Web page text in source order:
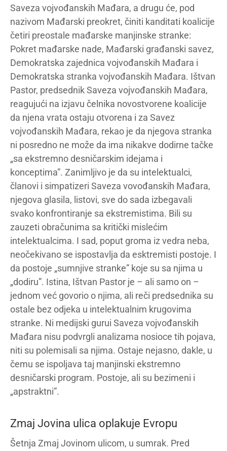
Saveza vojvođanskih Mađara, a drugu će, pod
nazivom Mađarski preokret, činiti kanditati koalicije
četiri preostale mađarske manjinske stranke:
Pokret mađarske nade, Mađarski građanski savez,
Demokratska zajednica vojvođanskih Mađara i
Demokratska stranka vojvođanskih Mađara. Ištvan
Pastor, predsednik Saveza vojvođanskih Mađara,
reagujući na izjavu čelnika novostvorene koalicije
da njena vrata ostaju otvorena i za Savez
vojvođanskih Mađara, rekao je da njegova stranka
ni posredno ne može da ima nikakve dodirne tačke
„sa ekstremno desničarskim idejama i
konceptima”. Zanimljivo je da su intelektualci,
članovi i simpatizeri Saveza vovođanskih Mađara,
njegova glasila, listovi, sve do sada izbegavali
svako konfrontiranje sa ekstremistima. Bili su
zauzeti obračunima sa kritički mislećim
intelektualcima. I sad, poput groma iz vedra neba,
neočekivano se ispostavlja da esktremisti postoje. I
da postoje „sumnjive stranke” koje su sa njima u
„dodiru”. Istina, Ištvan Pastor je – ali samo on –
jednom već govorio o njima, ali reči predsednika su
ostale bez odjeka u intelektualnim krugovima
stranke. Ni medijski gurui Saveza vojvođanskih
Mađara nisu podvrgli analizama nosioce tih pojava,
niti su polemisali sa njima. Ostaje nejasno, dakle, u
čemu se ispoljava taj manjinski ekstremno
desničarski program. Postoje, ali su bezimeni i
„apstraktni”.
Zmaj Jovina ulica oplakuje Evropu
Šetnja Zmaj Jovinom ulicom, u sumrak. Pred